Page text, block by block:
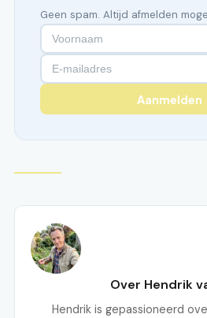
Geen spam. Altijd afmelden
Aanmelden
Over Hendrik
Hendrik is gepassioneerd